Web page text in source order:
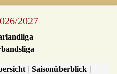
2027
| Saisonüberblick |